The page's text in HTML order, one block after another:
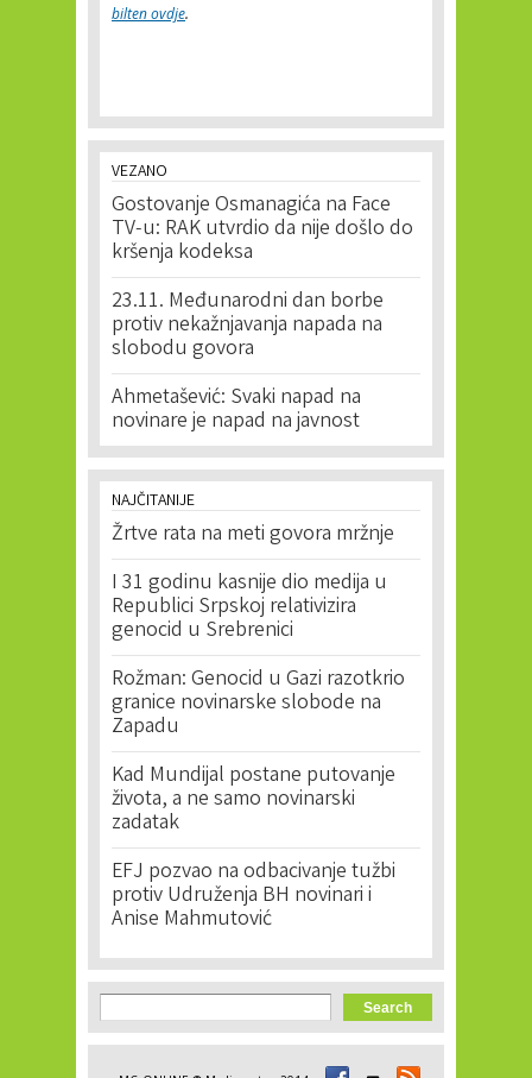
bilten ovdje.
VEZANO
Gostovanje Osmanagića na Face
TV-u: RAK utvrdio da nije došlo do
kršenja kodeksa
23.11. Međunarodni dan borbe
protiv nekažnjavanja napada na
slobodu govora
Ahmetašević: Svaki napad na
novinare je napad na javnost
NAJČITANIJE
Žrtve rata na meti govora mržnje
I 31 godinu kasnije dio medija u
Republici Srpskoj relativizira
genocid u Srebrenici
Rožman: Genocid u Gazi razotkrio
granice novinarske slobode na
Zapadu
Kad Mundijal postane putovanje
života, a ne samo novinarski
zadatak
EFJ pozvao na odbacivanje tužbi
protiv Udruženja BH novinari i
Anise Mahmutović
Search form
Search